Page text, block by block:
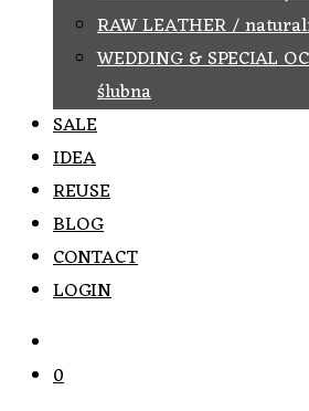
RAW LEATHER /
WEDDING & SPECIAL
ślubna
SALE
IDEA
REUSE
BLOG
CONTACT
LOGIN
0